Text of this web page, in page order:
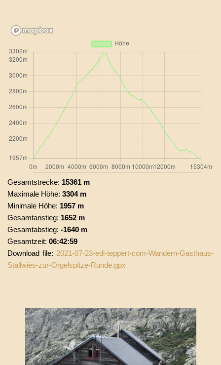
Gesamtstrecke: 15361 m
Maximale Höhe: 3304 m
Minimale Höhe: 1957 m
Gesamtanstieg: 1652 m
Gesamtabstieg: -1640 m
Gesamtzeit: 06:42:59
Download file: 2021-07-23-edi-teppert-com-Wandern-Gasthaus-
Stallwies-zur-Orgelspitze-Runde.gpx